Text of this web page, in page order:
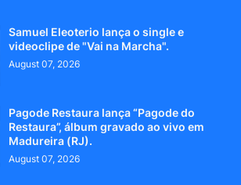
Samuel Eleoterio lança o single e
videoclipe de "Vai na Marcha".
August 07, 2026
Pagode Restaura lança “Pagode do
Restaura”, álbum gravado ao vivo em
Madureira (RJ).
August 07, 2026